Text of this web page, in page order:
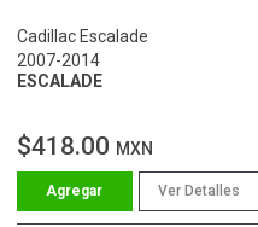
Cadillac Escalade
2007-2014
ESCALADE
$418.00 MXN
Ver Detalles